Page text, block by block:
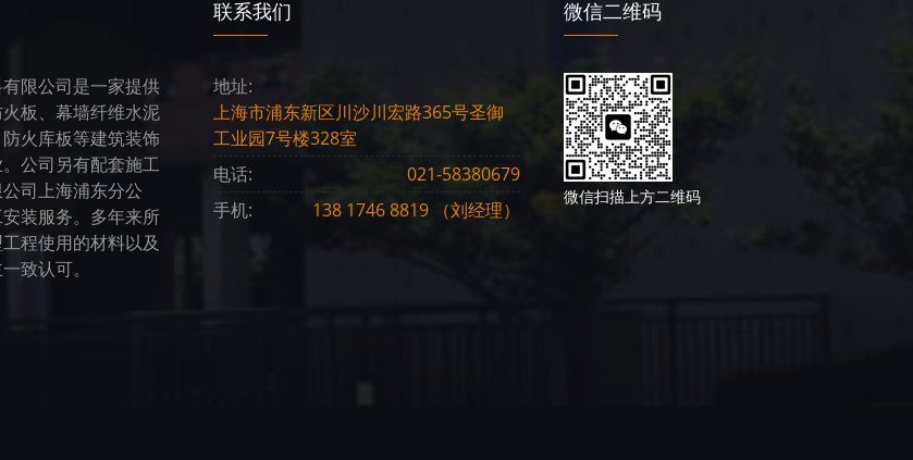
限公司是一家提供
板、幕墙纤维水泥
火库板等建筑装饰
公司另有配套施工
司上海浦东分公
装服务。多年来所
程使用的材料以及
致认可。
联系我们
地址:
上海市浦东新区川沙川宏路365号圣御
工业园7号楼328室
电话:
021-58380679
手机:
138 1746 8819 （刘经理）
微信二维码
微信扫描上方二维码